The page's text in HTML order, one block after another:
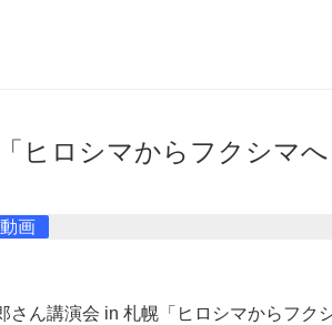
ヒロシマからフクシマ
動画
ん講演会 in 札幌「ヒロシマからフク